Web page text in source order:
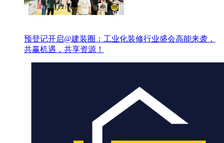
预登记开启@建装圈：工业化装修行业盛会高能来袭，
共赢机遇，共享资源！